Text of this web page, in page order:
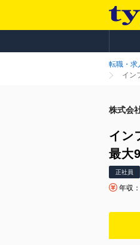
転職・求
イン
株式会
イン
最大
正社員
年収